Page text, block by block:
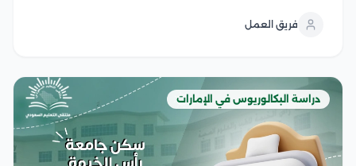
الجامعات الإماراتية تكون معتمدة محليًا ودوليًا...
فريق العمل
دراسة البكالوريوس في الإمارات